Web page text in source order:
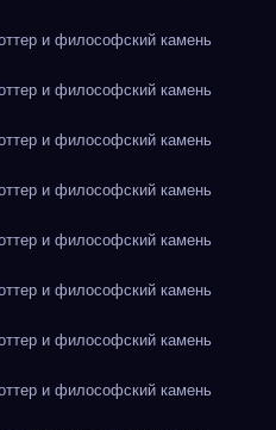
и философский камень
и философский камень
и философский камень
и философский камень
и философский камень
и философский камень
и философский камень
и философский камень